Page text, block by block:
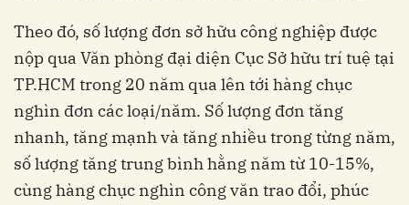
Theo đó, số lượng đơn sở hữu công nghiệp được
nộp qua Văn phòng đại diện Cục Sở hữu trí tuệ tại
TP.HCM trong 20 năm qua lên tới hàng chục
nghìn đơn các loại/năm. Số lượng đơn tăng
nhanh, tăng mạnh và tăng nhiều trong từng năm,
số lượng tăng trung bình hằng năm từ 10-15%,
cùng hàng chục nghìn công văn trao đổi, phúc